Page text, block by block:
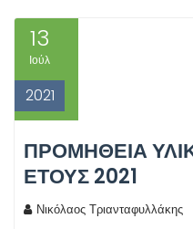
13
Ιούλ
2021
ΠΡΟΜΗΘΕΙΑ
ΕΤΟΥΣ 2021
Νικόλαος Τριανταφυλλάκης